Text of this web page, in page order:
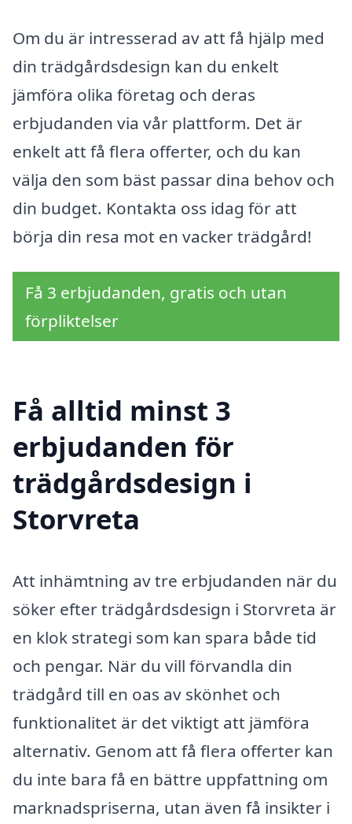
Om du är intresserad av att få hjälp med
din trädgårdsdesign kan du enkelt
jämföra olika företag och deras
erbjudanden via vår plattform. Det är
enkelt att få flera offerter, och du kan
välja den som bäst passar dina behov och
din budget. Kontakta oss idag för att
börja din resa mot en vacker trädgård!
Få 3 erbjudanden, gratis och utan
förpliktelser
Få alltid minst 3
erbjudanden för
trädgårdsdesign i
Storvreta
Att inhämtning av tre erbjudanden när du
söker efter trädgårdsdesign i Storvreta är
en klok strategi som kan spara både tid
och pengar. När du vill förvandla din
trädgård till en oas av skönhet och
funktionalitet är det viktigt att jämföra
alternativ. Genom att få flera offerter kan
du inte bara få en bättre uppfattning om
marknadspriserna, utan även få insikter i